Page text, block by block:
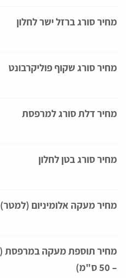
מחיר סורג ברזל ישר לחלון
מחיר סורג שקוף פוליקרבונט
מחיר דלת סורג למרפסת
מחיר סורג בטן לחלון
מחיר מעקה אלומיניום (למטר)
– 50 ס"מ)